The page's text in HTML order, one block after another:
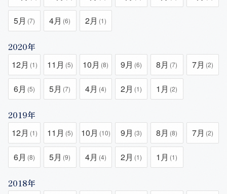
5月 (7) 4月 (6) 2月 (1)
2020年
12月 (1) 11月 (5) 10月 (8) 9月 (6) 8月 (7) 7月 (2)
6月 (5) 5月 (7) 4月 (4) 2月 (1) 1月 (2)
2019年
12月 (1) 11月 (5) 10月 (10) 9月 (3) 8月 (8) 7月 (2)
6月 (8) 5月 (9) 4月 (4) 2月 (1) 1月 (1)
2018年